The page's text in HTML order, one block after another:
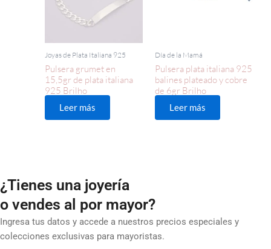
Joyas de Plata Italiana 925
Pulsera grumet en
15,5gr de plata italiana
925 Brilho
Leer más
Día de la Mamá
Pulsera plata italiana 925
balines plateado y cobre
de 6gr Brilho
Leer más
¿Tienes una joyería
o vendes al por mayor?
Ingresa tus datos y accede a nuestros precios especiales y
colecciones exclusivas para mayoristas.